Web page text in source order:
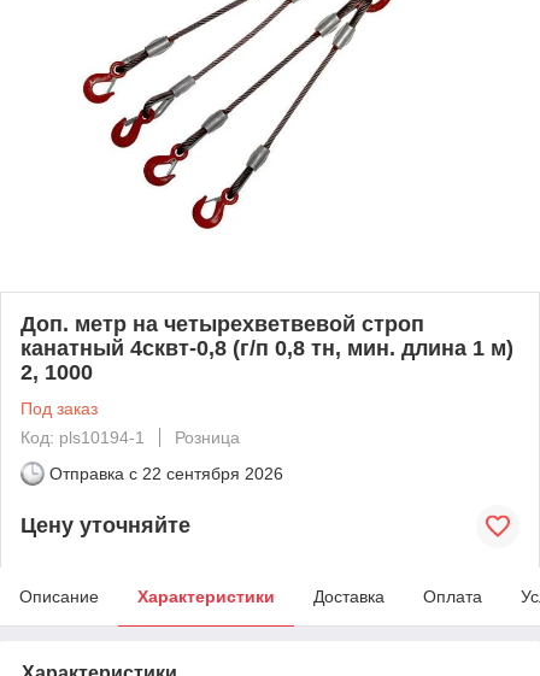
Доп. метр на четырехветвевой строп
канатный 4сквт-0,8 (г/п 0,8 тн, мин. длина 1 м)
2, 1000
Под заказ
Код: pls10194-1
Розница
Отправка с 22 сентября 2026
Цену уточняйте
Описание Характеристики Доставка Оплата